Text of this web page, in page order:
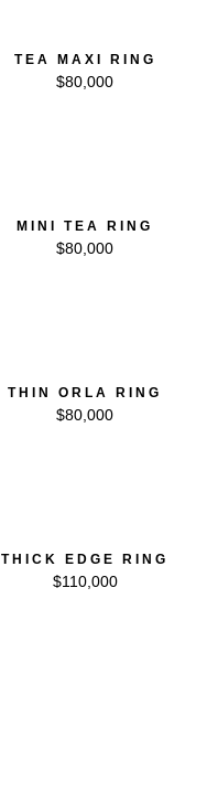
TEA MAXI RING
$80,000
MINI TEA RING
$80,000
THIN ORLA RING
$80,000
THICK EDGE RING
$110,000